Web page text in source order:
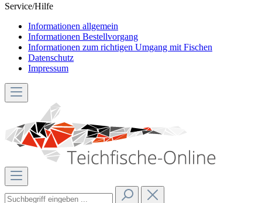
Service/Hilfe
Informationen allgemein
Informationen Bestellvorgang
Informationen zum richtigen Umgang mit Fischen
Datenschutz
Impressum